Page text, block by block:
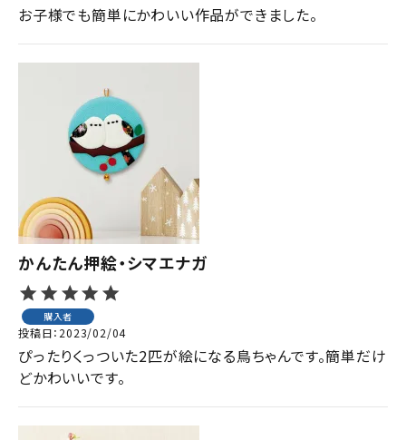
お子様でも簡単にかわいい作品ができました。
かんたん押絵・シマエナガ
購入者
投稿日 2023/02/04
ぴったりくっついた2匹が絵になる鳥ちゃんです。簡単だけ
どかわいいです。